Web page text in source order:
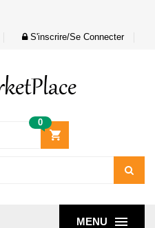
S'inscrire/Se Connecter
0
MENU